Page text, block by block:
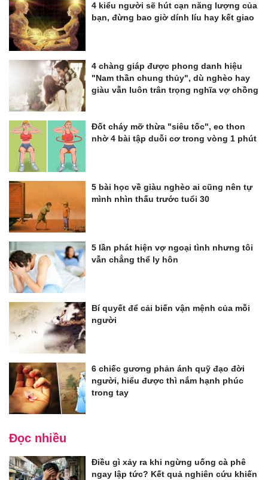
4 kiểu người sẽ hút cạn năng lượng của
bạn, đừng bao giờ dính líu hay kết giao
4 chàng giáp được phong danh hiệu
"Nam thần chung thủy", dù nghèo hay
giàu vẫn luôn trân trọng nghĩa vợ chồng
Đốt cháy mỡ thừa "siêu tốc", eo thon
nhờ 4 bài tập duỗi cơ trong vòng 1 phút
5 bài học về giàu nghèo ai cũng nên tự
mình nhìn thấu trước tuổi 30
5 lần phát hiện vợ ngoại tình nhưng tôi
vẫn chẳng thể ly hôn
Bí quyết để cải biến vận mệnh của mỗi
người
6 chiếc gương phản ánh quỹ đạo đời
người, hiểu được thì nắm hạnh phúc
trong tay
Đọc nhiều
Điều gì xảy ra khi ngừng uống cà phê
ngay lập tức? Kết quả nghiên cứu khiến